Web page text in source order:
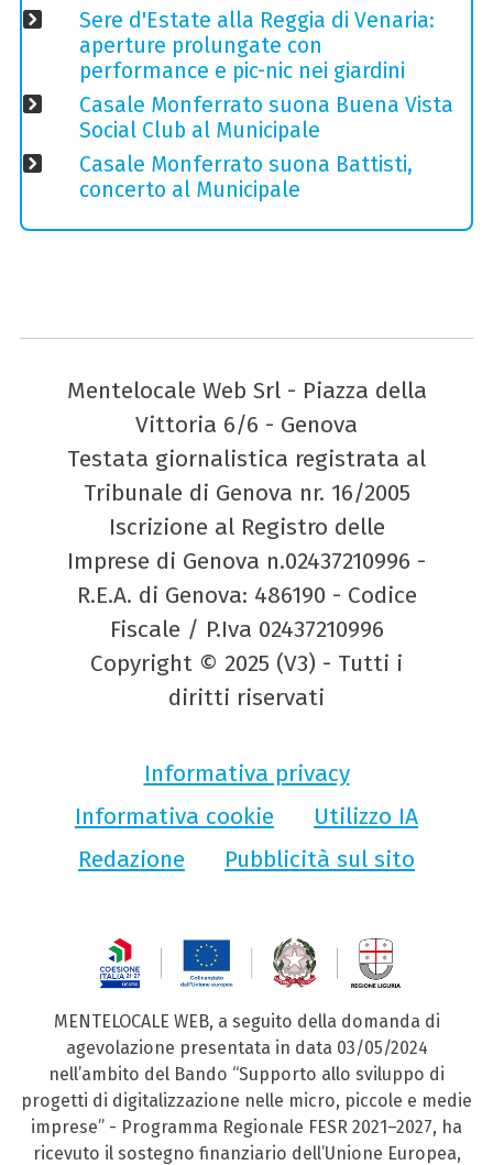
Sere d'Estate alla Reggia di Venaria:
aperture prolungate con
performance e pic-nic nei giardini
Casale Monferrato suona Buena Vista
Social Club al Municipale
Casale Monferrato suona Battisti,
concerto al Municipale
Mentelocale Web Srl - Piazza della
Vittoria 6/6 - Genova
Testata giornalistica registrata al
Tribunale di Genova nr. 16/2005
Iscrizione al Registro delle
Imprese di Genova n.02437210996 -
R.E.A. di Genova: 486190 - Codice
Fiscale / P.Iva 02437210996
Copyright © 2025 (V3) - Tutti i
diritti riservati
Informativa privacy
Informativa cookie
Utilizzo IA
Redazione
Pubblicità sul sito
MENTELOCALE WEB, a seguito della domanda di
agevolazione presentata in data 03/05/2024
nell’ambito del Bando “Supporto allo sviluppo di
progetti di digitalizzazione nelle micro, piccole e medie
imprese” - Programma Regionale FESR 2021–2027, ha
ricevuto il sostegno finanziario dell’Unione Europea,